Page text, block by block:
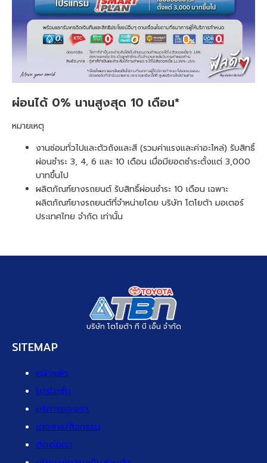
ผ่อนได้ 0% นานสูงสุด 10 เดือน*
หมายเหตุ
งานซ่อมทั่วไปและตัวถังและสี (รวมค่าแรงและค่าอะไหล่) รับสิทธิ์
ผ่อนชำระ 3, 4, 6 และ 10 เดือน เมื่อมียอดชำระตั้งแต่ 3,000
บาทขึ้นไป
ผลิตภัณฑ์ยางรถยนต์ รับสิทธิ์ผ่อนชำระ 10 เดือน เฉพาะ
ผลิตภัณฑ์ยางรถยนต์ที่จำหน่ายโดย บริษัท โตโยต้า มอเตอร์
ประเทศไทย จำกัด เท่านั้น
บริษัท โตโยต้า ที บี เอ็น จำกัด
SITEMAP
หน้าหลัก
โปรโมชั่น
บริการของเรา
ข่าวสาร/กิจกรรม
ติดต่อเรา